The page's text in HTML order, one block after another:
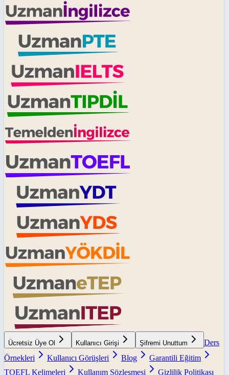
Ücretsiz Üye Ol Kullanıcı Girişi Şifremi Unuttum
Ders
Örnekleri
Kullanıcı Görüşleri Blog
Garantili Eğitim
TOEFL Kelimeleri
Kullanım Sözleşmesi
Gizlilik Politikası